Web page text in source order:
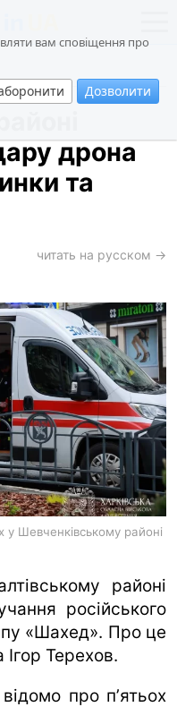
вам сповіщення про
Дозволити
дрона
та
читать на русском →
у Шевченківському районі
районі
російського
«Шахед». Про це
Ігор Терехов.
про пʼятьох